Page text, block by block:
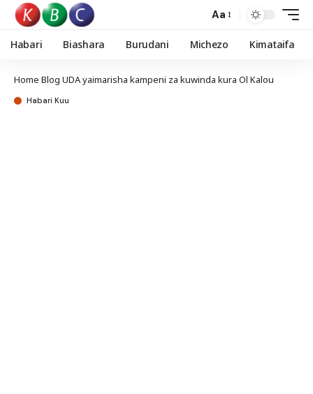
Aa
Habari Biashara Burudani Michezo Kimataifa
Home Blog UDA yaimarisha kampeni za kuwinda kura Ol Kalou
Habari Kuu